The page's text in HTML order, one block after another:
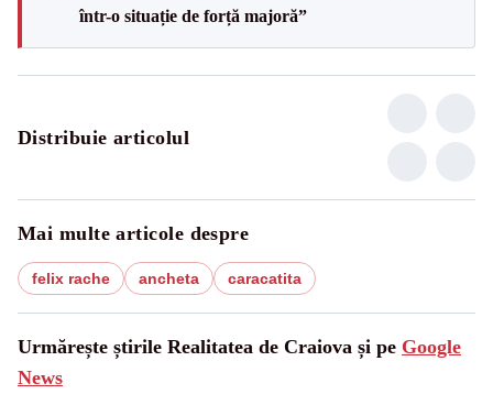
într-o situație de forță majoră”
Distribuie articolul
Mai multe articole despre
felix rache ancheta caracatita
Urmărește știrile Realitatea de Craiova și pe Google
News